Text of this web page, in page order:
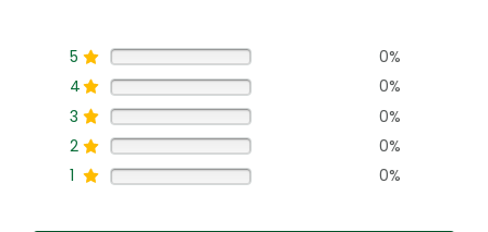
5
0%
4
0%
3
0%
2
0%
1
0%